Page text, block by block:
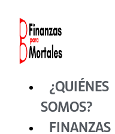
contenido
¿QUIÉNES
SOMOS?
FINANZAS